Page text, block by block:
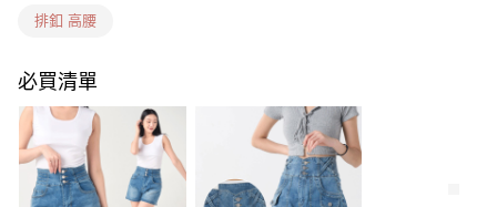
新竹物流(信用卡、多元支付)
宅配(貨到付款)
每筆NT$100，滿NT$1,899(含以上)免運費
排釦 高腰
必買清單